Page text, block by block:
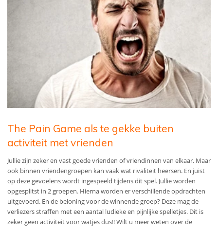
The Pain Game als te gekke buiten
activiteit met vrienden
Jullie zijn zeker en vast goede vrienden of vriendinnen van elkaar. Maar
ook binnen vriendengroepen kan vaak wat rivaliteit heersen. En juist
op deze gevoelens wordt ingespeeld tijdens dit spel. Jullie worden
opgesplitst in 2 groepen. Hierna worden er verschillende opdrachten
uitgevoerd. En de beloning voor de winnende groep? Deze mag de
verliezers straffen met een aantal ludieke en pijnlijke spelletjes. Dit is
zeker geen activiteit voor watjes dus!!Wilt u meer weten over de